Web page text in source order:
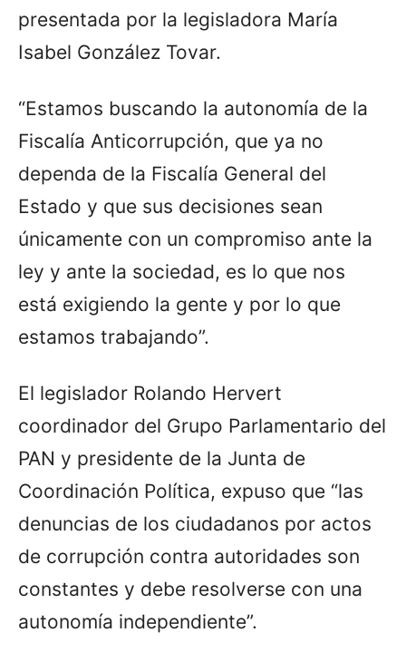
presentada por la legisladora María
Isabel González Tovar.
“Estamos buscando la autonomía de la
Fiscalía Anticorrupción, que ya no
dependa de la Fiscalía General del
Estado y que sus decisiones sean
únicamente con un compromiso ante la
ley y ante la sociedad, es lo que nos
está exigiendo la gente y por lo que
estamos trabajando”.
El legislador Rolando Hervert
coordinador del Grupo Parlamentario del
PAN y presidente de la Junta de
Coordinación Política, expuso que “las
denuncias de los ciudadanos por actos
de corrupción contra autoridades son
constantes y debe resolverse con una
autonomía independiente”.